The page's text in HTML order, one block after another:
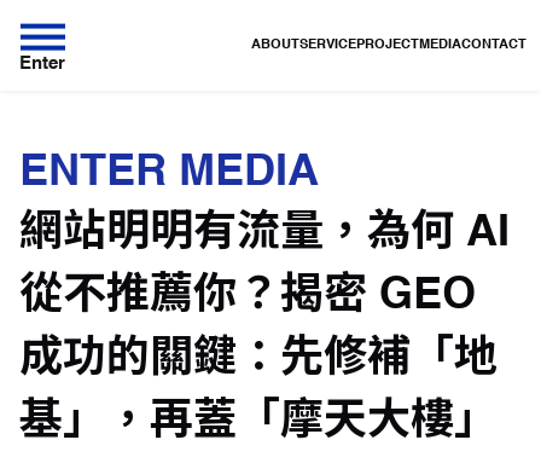
Enter
ABOUT SERVICEPROJECT MEDIACONTACT
ENTER MEDIA
網站明明有流量，為何 AI
從不推薦你？揭密 GEO
成功的關鍵：先修補「地
基」，再蓋「摩天大樓」